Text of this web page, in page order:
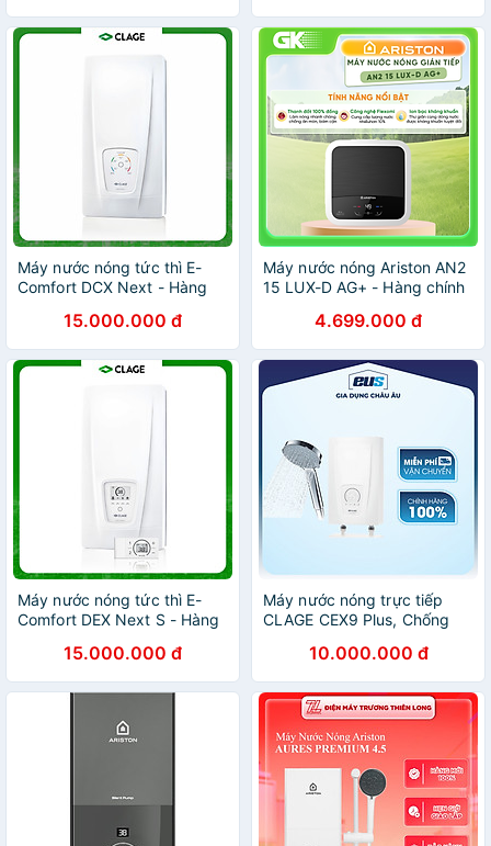
Máy nước nóng tức thì E-
Comfort DCX Next - Hàng
15.000.000 đ
Máy nước nóng Ariston AN2
15 LUX-D AG+ - Hàng chính
4.699.000 đ
Máy nước nóng tức thì E-
Comfort DEX Next S - Hàng
15.000.000 đ
Máy nước nóng trực tiếp
CLAGE CEX9 Plus, Chống
- Hàng Chính Hãng
10.000.000 đ